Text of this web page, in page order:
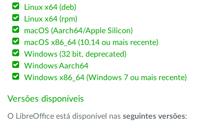
Linux x64 (deb)
Linux x64 (rpm)
macOS (Aarch64/Apple Silicon)
macOS x86_64 (10.14 ou mais recente)
Windows (32 bit, deprecated)
Windows Aarch64
Windows x86_64 (Windows 7 ou mais recente)
Versões disponíveis
O LibreOffice está disponível nas seguintes versões: